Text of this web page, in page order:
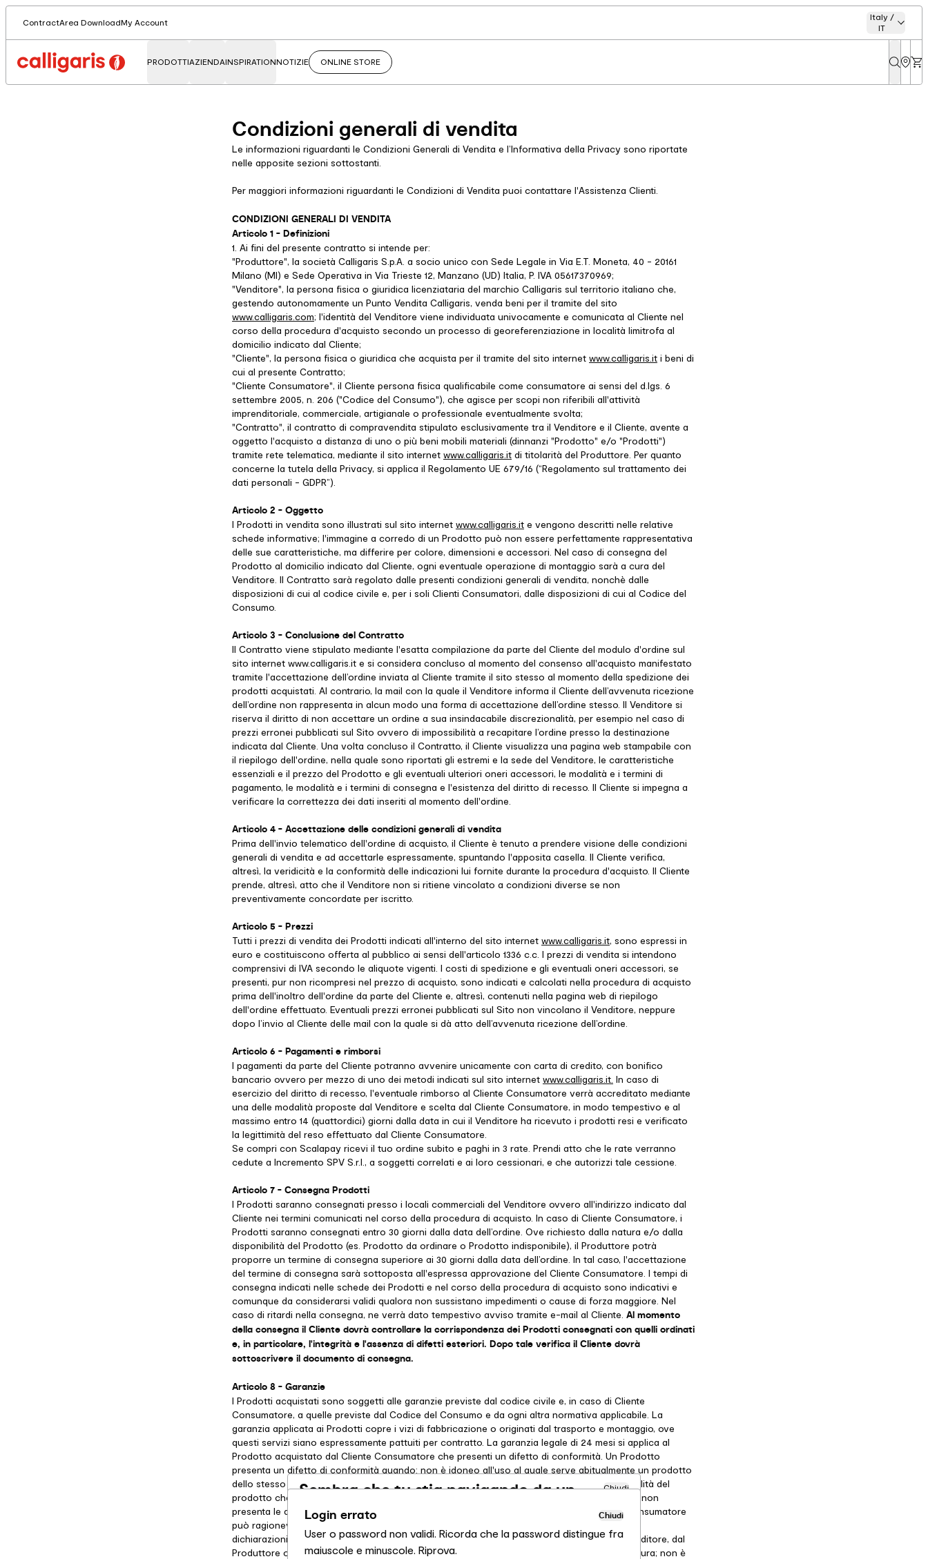
ContractArea DownloadMy Account
Italy /
IT
PRODOTTIAZIENDAINSPIRATIONNOTIZIE ONLINE STORE
Condizioni generali di vendita
Le informazioni riguardanti le Condizioni Generali di Vendita e l’Informativa della Privacy sono riportate
nelle apposite sezioni sottostanti.
Per maggiori informazioni riguardanti le Condizioni di Vendita puoi contattare l'Assistenza Clienti.
CONDIZIONI GENERALI DI VENDITA
Articolo 1 - Definizioni
1. Ai fini del presente contratto si intende per:
"Produttore", la società Calligaris S.p.A. a socio unico con Sede Legale in Via E.T. Moneta, 40 - 20161
Milano (MI) e Sede Operativa in Via Trieste 12, Manzano (UD) Italia, P. IVA 05617370969;
"Venditore", la persona fisica o giuridica licenziataria del marchio Calligaris sul territorio italiano che,
gestendo autonomamente un Punto Vendita Calligaris, venda beni per il tramite del sito
www.calligaris.com; l'identità del Venditore viene individuata univocamente e comunicata al Cliente nel
corso della procedura d'acquisto secondo un processo di georeferenziazione in località limitrofa al
domicilio indicato dal Cliente;
"Cliente", la persona fisica o giuridica che acquista per il tramite del sito internet www.calligaris.it i beni di
cui al presente Contratto;
"Cliente Consumatore", il Cliente persona fisica qualificabile come consumatore ai sensi del d.lgs. 6
settembre 2005, n. 206 ("Codice del Consumo"), che agisce per scopi non riferibili all'attività
imprenditoriale, commerciale, artigianale o professionale eventualmente svolta;
"Contratto", il contratto di compravendita stipulato esclusivamente tra il Venditore e il Cliente, avente a
oggetto l'acquisto a distanza di uno o più beni mobili materiali (dinnanzi "Prodotto" e/o "Prodotti")
tramite rete telematica, mediante il sito internet www.calligaris.it di titolarità del Produttore. Per quanto
concerne la tutela della Privacy, si applica il Regolamento UE 679/16 (“Regolamento sul trattamento dei
dati personali - GDPR”).
Articolo 2 - Oggetto
I Prodotti in vendita sono illustrati sul sito internet www.calligaris.it e vengono descritti nelle relative
schede informative; l'immagine a corredo di un Prodotto può non essere perfettamente rappresentativa
delle sue caratteristiche, ma differire per colore, dimensioni e accessori. Nel caso di consegna del
Prodotto al domicilio indicato dal Cliente, ogni eventuale operazione di montaggio sarà a cura del
Venditore. Il Contratto sarà regolato dalle presenti condizioni generali di vendita, nonchè dalle
disposizioni di cui al codice civile e, per i soli Clienti Consumatori, dalle disposizioni di cui al Codice del
Consumo.
Articolo 3 - Conclusione del Contratto
Il Contratto viene stipulato mediante l'esatta compilazione da parte del Cliente del modulo d'ordine sul
sito internet www.calligaris.it e si considera concluso al momento del consenso all'acquisto manifestato
tramite l'accettazione dell’ordine inviata al Cliente tramite il sito stesso al momento della spedizione dei
prodotti acquistati. Al contrario, la mail con la quale il Venditore informa il Cliente dell’avvenuta ricezione
dell’ordine non rappresenta in alcun modo una forma di accettazione dell’ordine stesso. Il Venditore si
riserva il diritto di non accettare un ordine a sua insindacabile discrezionalità, per esempio nel caso di
prezzi erronei pubblicati sul Sito ovvero di impossibilità a recapitare l’ordine presso la destinazione
indicata dal Cliente. Una volta concluso il Contratto, il Cliente visualizza una pagina web stampabile con
il riepilogo dell'ordine, nella quale sono riportati gli estremi e la sede del Venditore, le caratteristiche
essenziali e il prezzo del Prodotto e gli eventuali ulteriori oneri accessori, le modalità e i termini di
pagamento, le modalità e i termini di consegna e l'esistenza del diritto di recesso. Il Cliente si impegna a
verificare la correttezza dei dati inseriti al momento dell'ordine.
Articolo 4 - Accettazione delle condizioni generali di vendita
Prima dell'invio telematico dell'ordine di acquisto, il Cliente è tenuto a prendere visione delle condizioni
generali di vendita e ad accettarle espressamente, spuntando l'apposita casella. Il Cliente verifica,
altresì, la veridicità e la conformità delle indicazioni lui fornite durante la procedura d'acquisto. Il Cliente
prende, altresì, atto che il Venditore non si ritiene vincolato a condizioni diverse se non
preventivamente concordate per iscritto.
Articolo 5 - Prezzi
Tutti i prezzi di vendita dei Prodotti indicati all'interno del sito internet www.calligaris.it, sono espressi in
euro e costituiscono offerta al pubblico ai sensi dell'articolo 1336 c.c. I prezzi di vendita si intendono
comprensivi di IVA secondo le aliquote vigenti. I costi di spedizione e gli eventuali oneri accessori, se
presenti, pur non ricompresi nel prezzo di acquisto, sono indicati e calcolati nella procedura di acquisto
prima dell'inoltro dell'ordine da parte del Cliente e, altresì, contenuti nella pagina web di riepilogo
dell'ordine effettuato. Eventuali prezzi erronei pubblicati sul Sito non vincolano il Venditore, neppure
dopo l’invio al Cliente delle mail con la quale si dà atto dell’avvenuta ricezione dell’ordine.
Articolo 6 - Pagamenti e rimborsi
I pagamenti da parte del Cliente potranno avvenire unicamente con carta di credito, con bonifico
bancario ovvero per mezzo di uno dei metodi indicati sul sito internet www.calligaris.it. In caso di
esercizio del diritto di recesso, l'eventuale rimborso al Cliente Consumatore verrà accreditato mediante
una delle modalità proposte dal Venditore e scelta dal Cliente Consumatore, in modo tempestivo e al
massimo entro 14 (quattordici) giorni dalla data in cui il Venditore ha ricevuto i prodotti resi e verificato
la legittimità del reso effettuato dal Cliente Consumatore.
Se compri con Scalapay ricevi il tuo ordine subito e paghi in 3 rate. Prendi atto che le rate verranno
cedute a Incremento SPV S.r.l., a soggetti correlati e ai loro cessionari, e che autorizzi tale cessione.
Articolo 7 - Consegna Prodotti
I Prodotti saranno consegnati presso i locali commerciali del Venditore ovvero all'indirizzo indicato dal
Cliente nei termini comunicati nel corso della procedura di acquisto. In caso di Cliente Consumatore, i
Prodotti saranno consegnati entro 30 giorni dalla data dell’ordine. Ove richiesto dalla natura e/o dalla
disponibilità del Prodotto (es. Prodotto da ordinare o Prodotto indisponibile), il Produttore potrà
proporre un termine di consegna superiore ai 30 giorni dalla data dell’ordine. In tal caso, l'accettazione
del termine di consegna sarà sottoposta all'espressa approvazione del Cliente Consumatore. I tempi di
consegna indicati nelle schede dei Prodotti e nel corso della procedura di acquisto sono indicativi e
comunque da considerarsi validi qualora non sussistano impedimenti o cause di forza maggiore. Nel
caso di ritardi nella consegna, ne verrà dato tempestivo avviso tramite e-mail al Cliente. Al momento
della consegna il Cliente dovrà controllare la corrispondenza dei Prodotti consegnati con quelli ordinati
e, in particolare, l'integrità e l'assenza di difetti esteriori. Dopo tale verifica il Cliente dovrà
sottoscrivere il documento di consegna.
Articolo 8 - Garanzie
I Prodotti acquistati sono soggetti alle garanzie previste dal codice civile e, in caso di Cliente
Consumatore, a quelle previste dal Codice del Consumo e da ogni altra normativa applicabile. La
garanzia applicata ai Prodotti copre i vizi di fabbricazione o originati dal trasporto e montaggio, ove
questi servizi siano espressamente pattuiti per contratto. La garanzia legale di 24 mesi si applica al
Prodotto acquistato dal Cliente Consumatore che presenti un difetto di conformità. Un Prodotto
presenta un difetto di conformità quando: non è idoneo all'uso al quale serve abitualmente un prodotto
dello stesso tipo; non è conforme alla descrizione fatta dal Venditore e non possiede le qualità del
prodotto che il Venditore ha presentato al Cliente Consumatore come campione o modello; non
presenta le qualità e le prestazioni abituali di un prodotto dello stesso tipo, che il Cliente Consumatore
può ragionevolmente aspettarsi, tenuto conto della natura del prodotto e, se del caso, delle
dichiarazioni pubbliche sulle caratteristiche specifiche del Prodotto fatte al riguardo dal Venditore, dal
Produttore o dal suo agente o rappresentante, in particolare nella pubblicità o sull'etichettatura; non è
Sembra che tu stia navigando da un
altro Paese
Chiudi
Stai visualizzando il sito Calligaris per Italia. Vuoi passare al sito in
Login errato Chiudi
User o password non validi. Ricorda che la password distingue fra
maiuscole e minuscole. Riprova.